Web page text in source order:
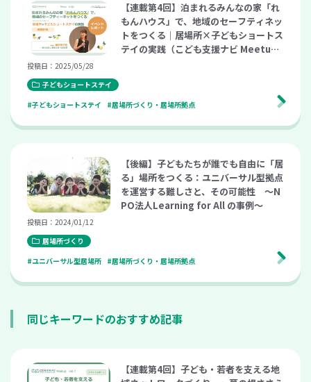
【連載第4回】泊まれるみんなの家「れ
もんハウス」で、地域のセーフティネッ
トをつくる｜居場所×子どもショートス
テイの実践（こども支援ナビ Meetup v
投稿日：2025/05/28
子どもショートステイ
#子どもショートステイ
#居場所づくり・居場所拠点
【後編】子どもたちが誰でも自由に「居
る」場所をつくる：ユニバーサル型拠点
を運営する難しさと、その可能性 〜N
PO法人Learning for All の事例〜
投稿日：2024/01/12
居場所づくり
#ユニバーサル型居場所
#居場所づくり・居場所拠点
同じキーワードのおすすめ記事
【連載第4回】子ども・若者を支える地